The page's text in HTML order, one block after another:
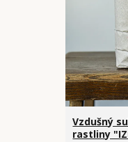
Vzdušný
rastliny